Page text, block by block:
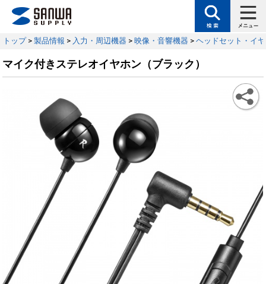
トップ> 製品情報 > 入力・周辺機器 > 映像・音響機器 > ヘッドセット・イ
マイク付きステレオイヤホン（ブラック）